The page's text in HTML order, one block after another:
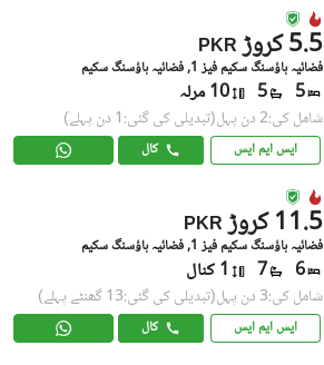
PKR 5.5 کروڑ
فضائیہ ہاؤسنگ سکیم فیز 1, فضائیہ ہاؤسنگ سکیم
5
5 10 مرلہ
شامل کی:2 دن پہل (تبدیلی کی گئی:1 دن پہلے)
ایس ایم ایس کال
PKR 11.5 کروڑ
فضائیہ ہاؤسنگ سکیم فیز 1, فضائیہ ہاؤسنگ سکیم
6
7 1 کنال
شامل کی:3 دن پہل (تبدیلی کی گئی:13 گھنٹے پہلے)
ایس ایم ایس کال